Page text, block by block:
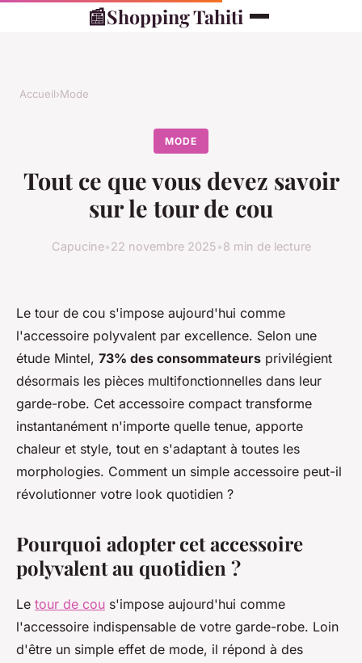
📰Shopping Tahiti
Accueil›Mode
MODE
Tout ce que vous devez savoir
sur le tour de cou
Capucine•22 novembre 2025•8 min de lecture
Le tour de cou s'impose aujourd'hui comme
l'accessoire polyvalent par excellence. Selon une
étude Mintel, 73% des consommateurs privilégient
désormais les pièces multifonctionnelles dans leur
garde-robe. Cet accessoire compact transforme
instantanément n'importe quelle tenue, apporte
chaleur et style, tout en s'adaptant à toutes les
morphologies. Comment un simple accessoire peut-il
révolutionner votre look quotidien ?
Pourquoi adopter cet accessoire
polyvalent au quotidien ?
Le tour de cou s'impose aujourd'hui comme
l'accessoire indispensable de votre garde-robe. Loin
d'être un simple effet de mode, il répond à des